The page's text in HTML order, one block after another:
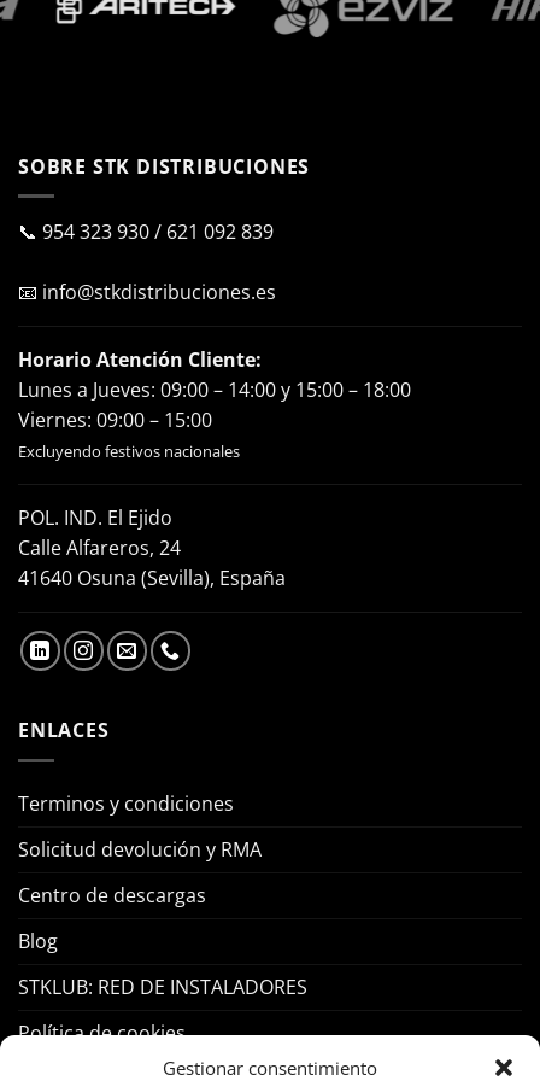
Gestionar consentimiento
SOBRE STK DISTRIBUCIONES
📞 954 323 930/ 621 092 839
📧 info@stkdistribuciones.es
Horario Atención Cliente:
Lunes a Jueves: 09:00 – 14:00 y 15:00 – 18:00
Viernes: 09:00 – 15:00
Excluyendo festivos nacionales
POL. IND. El Ejido
Calle Alfareros, 24
41640 Osuna (Sevilla), España
ENLACES
Terminos y condiciones
Solicitud devolución y RMA
Centro de descargas
Blog
STKLUB: RED DE INSTALADORES
Política de cookies